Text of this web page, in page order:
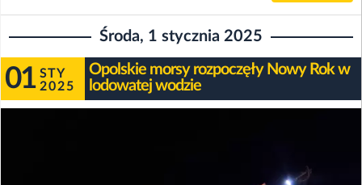
Środa, 1 stycznia 2025
01 STY
2025
Opolskie morsy rozpoczęły Nowy Rok w
lodowatej wodzie